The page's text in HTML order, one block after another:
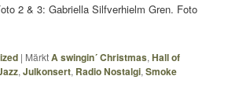
2 & 3: Gabriella Silfverhielm Gren. Foto
| MärktA swingin´ Christmas,Hall of
,Julkonsert, Radio Nostalgi,Smoke